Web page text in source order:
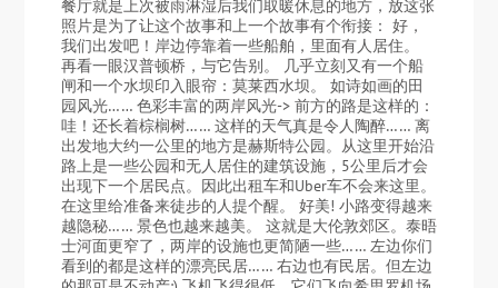
餐厅就是上次被雨淋湿后我们取暖休息的地方，放这张
照片是为了让这个故事和上一个故事有个衔接： 好，
我们出发吧！岸边停靠着一些船舶，里面有人居住。
再看一眼汉普顿桥，与它告别。 几乎立刻又有一个船
闸和一个水坝印入眼帘：莫莱西水坝。 如诗如画的田
园风光…… 色彩丰富的两岸风光-> 前方的路是这样的：
哇！还长着棕榈树…… 这样的天气真是令人陶醉…… 离
出发地大约一公里的地方是赫斯特公园。从这里开始沿
路上是一些公园和无人居住的建筑设施，5公里后才会
出现下一个居民点。因此出租车和Uber车不会来这里。
在这里给准备来徒步的人提个醒。 好美! 小路变得越来
越隐秘…… 景色也越来越美。 这就是大伦敦郊区。泰晤
士河面更窄了，两岸的设施也更简陋一些…… 左边你们
看到的都是这样的漂亮民居…… 右边也有民居。但左边